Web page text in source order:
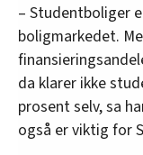
– Studentboliger
boligmarkedet.
da klarer ikke
prosent selv, sa
også er viktig for